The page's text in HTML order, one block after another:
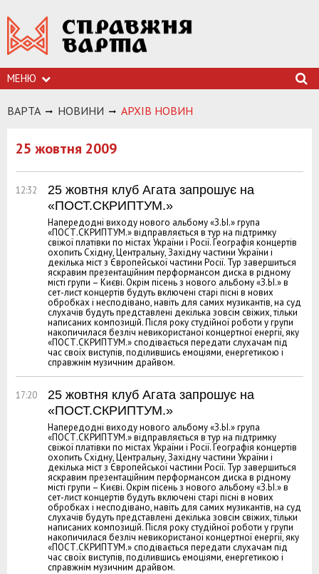
МЕНЮ
ВАРТА НОВИНИ АРХIВ НОВИН
25 жовтня 2009
12:32
25 жовтня клуб Агата запрошує на
«ПОСТ.СКРИПТУМ.»
Напередодні виходу нового альбому «З.Ы.» група
«ПОСТ.СКРИПТУМ.» відправляється в тур на підтримку
свіжої платівки по містах України і Росії. Географія концертів
охопить Східну, Центральну, Західну частини України і
декілька міст з Європейської частини Росії. Тур завершиться
яскравим презентаційним перформансом диска в рідному
місті групи – Києві. Окрім пісень з нового альбому «З.Ы.» в
сет-лист концертів будуть включені старі пісні в нових
обробках і несподівано, навіть для самих музикантів, на суд
слухачів будуть представлені декілька зовсім свіжих, тільки
написаних композицій. Після року студійної роботи у групи
накопичилася безліч невикористаної концертної енергії, яку
«ПОСТ.СКРИПТУМ.» сподівається передати слухачам під
час своїх виступів, поділившись емоціями, енергетикою і
справжнім музичним драйвом.
17:20
25 жовтня клуб Агата запрошує на
«ПОСТ.СКРИПТУМ.»
Напередодні виходу нового альбому «З.Ы.» група
«ПОСТ.СКРИПТУМ.» відправляється в тур на підтримку
свіжої платівки по містах України і Росії. Географія концертів
охопить Східну, Центральну, Західну частини України і
декілька міст з Європейської частини Росії. Тур завершиться
яскравим презентаційним перформансом диска в рідному
місті групи – Києві. Окрім пісень з нового альбому «З.Ы.» в
сет-лист концертів будуть включені старі пісні в нових
обробках і несподівано, навіть для самих музикантів, на суд
слухачів будуть представлені декілька зовсім свіжих, тільки
написаних композицій. Після року студійної роботи у групи
накопичилася безліч невикористаної концертної енергії, яку
«ПОСТ.СКРИПТУМ.» сподівається передати слухачам під
час своїх виступів, поділившись емоціями, енергетикою і
справжнім музичним драйвом.